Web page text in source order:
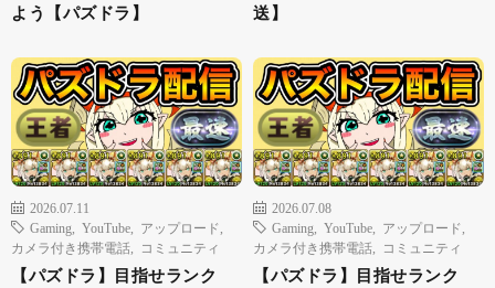
よう【パズドラ】
送】
2026.07.11
Gaming
YouTube アップロード
カメラ付き携帯電話
コミュニティ
【パズドラ】目指せランク
2026.07.08
Gaming
YouTube アップロード
カメラ付き携帯電話
コミュニティ
【パズドラ】目指せランク